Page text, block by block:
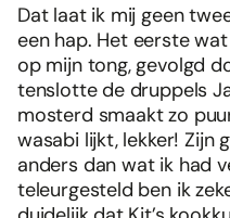
Dat laat ik mij geen
een hap. Het eerste
op mijn tong, gevolgd
tenslotte de druppels
mosterd smaakt zo
wasabi lijkt, lekker! Zijn
anders dan wat ik had
teleurgesteld ben ik